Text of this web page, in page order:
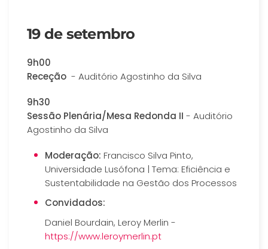
19 de setembro
9h00
Receção - Auditório Agostinho da Silva
9h30
Sessão Plenária/Mesa Redonda II - Auditório
Agostinho da Silva
Moderação: Francisco Silva Pinto,
Universidade Lusófona | Tema: Eficiência e
Sustentabilidade na Gestão dos Processos
Convidados:
Daniel Bourdain, Leroy Merlin -
https://www.leroymerlin.pt